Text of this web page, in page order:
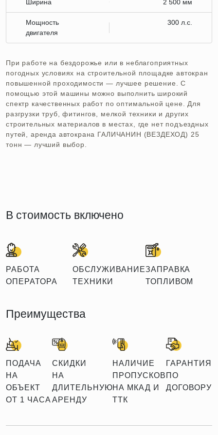
Ширина 2 500 мм
Мощность
двигателя
300 л.с.
При работе на бездорожье или в неблагоприятных
погодных условиях на строительной площадке автокран
повышенной проходимости — лучшее решение. С
помощью этой машины можно выполнить широкий
спектр качественных работ по оптимальной цене. Для
разгрузки труб, фитингов, мелкой техники и других
строительных материалов в местах, где нет подъездных
путей, аренда автокрана ГАЛИЧАНИН (ВЕЗДЕХОД) 25
тонн — лучший выбор.
В стоимость включено
РАБОТА
ОПЕРАТОРА
ОБСЛУЖИВАНИЕ
ТЕХНИКИ
ЗАПРАВКА
ТОПЛИВОМ
Преимущества
ПОДАЧА
НА
ОБЪЕКТ
ОТ 1 ЧАСА
СКИДКИ
НА
ДЛИТЕЛЬНУЮ
АРЕНДУ
НАЛИЧИЕ
ПРОПУСКОВ
НА МКАД И
ТТК
ГАРАНТИЯ
ПО
ДОГОВОРУ